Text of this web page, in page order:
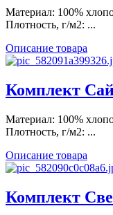
Материал: 100%
Плотность, г/м2: ...
Описание товара
Комплект
Материал: 100%
Плотность, г/м2: ...
Описание товара
Комплект